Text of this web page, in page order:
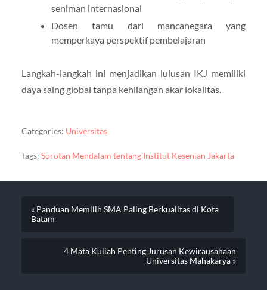
seniman internasional
Dosen tamu dari mancanegara yang
memperkaya perspektif pembelajaran
Langkah-langkah ini menjadikan lulusan IKJ memiliki
daya saing global tanpa kehilangan akar lokalitas.
Categories: Universitas
Tags: Sorotan Mendalam tentang Institut Kesenian Jakarta
« Panduan Memilih SMA Paling Berkualitas di Kota
Batam
4 Mata Kuliah Penting Jurusan Kewirausahaan
Universitas Mahakarya »